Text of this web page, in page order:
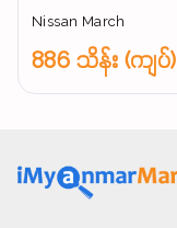
Nissan March
886 သိန်း (ကျပ်)